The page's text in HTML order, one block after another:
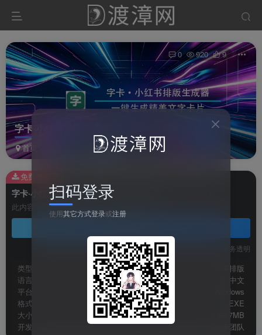
字卡·小红书排版生成器Windows绿色版
首页 综合软件 正文
0 920 9
字卡·小红书排版生成器Windows绿色版
此内容为免费资源，请登录后查看
技术支持 服务透明
类型
文字排版
语言
中文
平台
Windows
格式
EXE
大小
29.7MB
开发
字卡团队
免费资源
扫码登录
使用其它方式登录或注册